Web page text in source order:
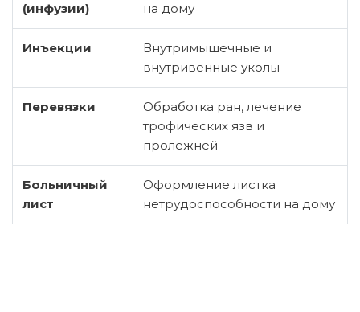
(инфузии)
на дому
Инъекции
Внутримышечные и
внутривенные уколы
Перевязки
Обработка ран, лечение
трофических язв и
пролежней
Больничный
лист
Оформление листка
нетрудоспособности на дому